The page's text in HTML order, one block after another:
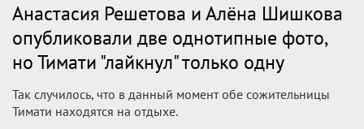
Анастасия Решетова и Алёна Шишкова
опубликовали две однотипные фото,
но Тимати "лайкнул" только одну
Так случилось, что в данный момент обе сожительницы
Тимати находятся на отдыхе.